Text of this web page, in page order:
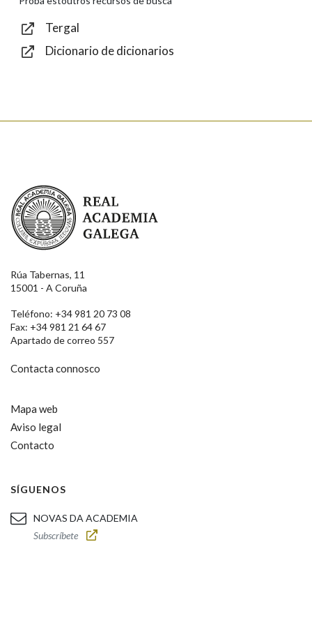
Tergal
Dicionario de dicionarios
Real Academia Galega
Rúa Tabernas, 11
15001 - A Coruña
Teléfono: +34 981 20 73 08
Fax: +34 981 21 64 67
Apartado de correo 557
Contacta connosco
Mapa web
Aviso legal
Contacto
SÍGUENOS
NOVAS DA ACADEMIA
Subscríbete